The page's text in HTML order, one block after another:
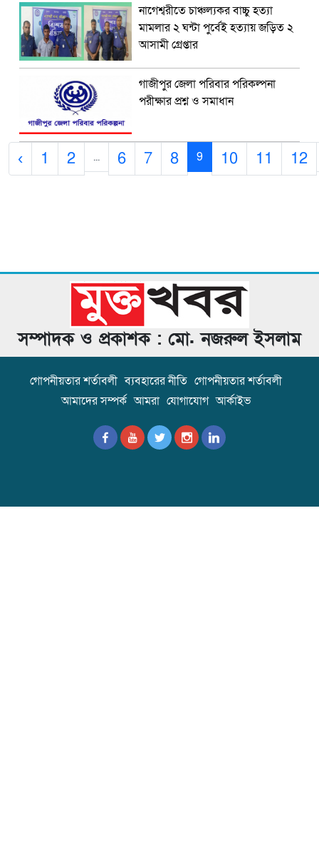
নাগেশ্বরীতে চাঞ্চল্যকর বাচ্চু হত্যা
মামলার ২ ঘন্টা পুর্বেই হত্যায় জড়িত ২
আসামী গ্রেপ্তার
গাজীপুর জেলা পরিবার পরিকল্পনা
পরীক্ষার প্রশ্ন ও সমাধান
‹ 1 2 ... 6 7 8 9 10 11 12
সম্পাদক ও প্রকাশক : মো. নজরুল ইসলাম
গোপনীয়তার শর্তাবলী ব্যবহারের নীতি গোপনীয়তার শর্তাবলী
আমাদের সম্পর্ক আমরা যোগাযোগ আর্কাইভ